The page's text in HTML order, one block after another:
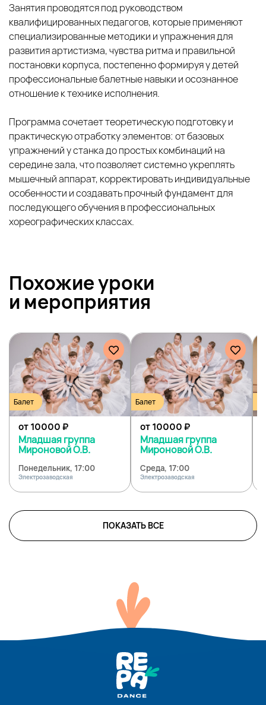
Занятия проводятся под руководством
квалифицированных педагогов, которые применяют
специализированные методики и упражнения для
развития артистизма, чувства ритма и правильной
постановки корпуса, постепенно формируя у детей
профессиональные балетные навыки и осознанное
отношение к технике исполнения.
Программа сочетает теоретическую подготовку и
практическую отработку элементов: от базовых
упражнений у станка до простых комбинаций на
середине зала, что позволяет системно укреплять
мышечный аппарат, корректировать индивидуальные
особенности и создавать прочный фундамент для
последующего обучения в профессиональных
хореографических классах.
Похожие уроки
и мероприятия
Балет
от 10000₽
Младшая группа
Мироновой О.В.
Понедельник, 17:00
Электрозаводская
Балет
от 10000₽
Младшая группа
Мироновой О.В.
Среда, 17:00
Электрозаводская
ПОКАЗАТЬ ВСЕ